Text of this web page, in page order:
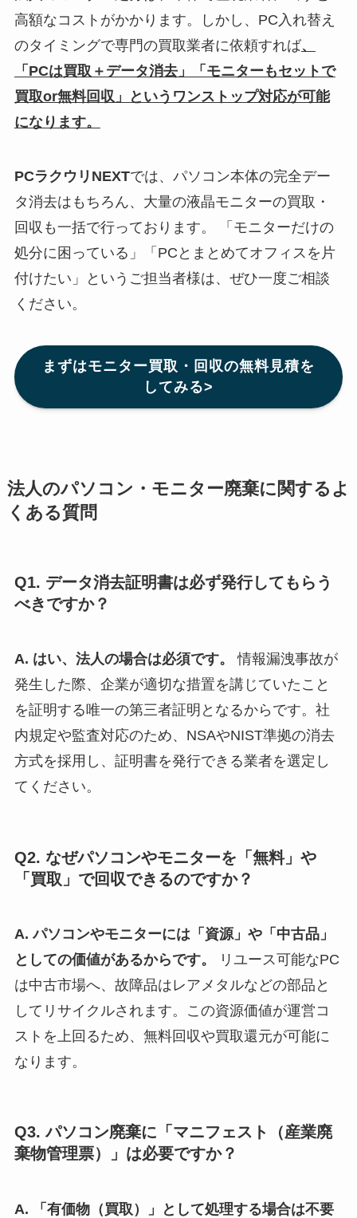
高額なコストがかかります。しかし、PC入れ替え
のタイミングで専門の買取業者に依頼すれば、
「PCは買取＋データ消去」「モニターもセットで
買取or無料回収」というワンストップ対応が可能
になります。
PCラクウリNEXTでは、パソコン本体の完全デー
タ消去はもちろん、大量の液晶モニターの買取・
回収も一括で行っております。 「モニターだけの
処分に困っている」「PCとまとめてオフィスを片
付けたい」というご担当者様は、ぜひ一度ご相談
ください。
まずはモニター買取・回収の無料見積を
してみる>
法人のパソコン・モニター廃棄に関するよ
くある質問
Q1. データ消去証明書は必ず発行してもらう
べきですか？
A. はい、法人の場合は必須です。
情報漏洩事故が
発生した際、企業が適切な措置を講じていたこと
を証明する唯一の第三者証明となるからです。社
内規定や監査対応のため、NSAやNIST準拠の消去
方式を採用し、証明書を発行できる業者を選定し
てください。
Q2. なぜパソコンやモニターを「無料」や
「買取」で回収できるのですか？
A. パソコンやモニターには「資源」や「中古品」
としての価値があるからです。
リユース可能なPC
は中古市場へ、故障品はレアメタルなどの部品と
してリサイクルされます。この資源価値が運営コ
ストを上回るため、無料回収や買取還元が可能に
なります。
Q3. パソコン廃棄に「マニフェスト（産業廃
棄物管理票）」は必要ですか？
A. 「有価物（買取）」として処理する場合は不要